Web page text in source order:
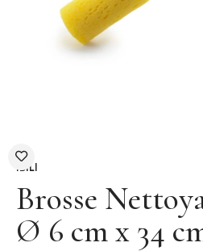
IBILI
Brosse
Ø 6 cm x 34